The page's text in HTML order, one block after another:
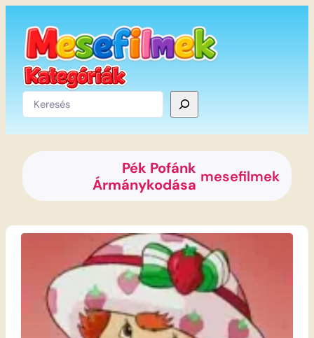
tartalomhoz
Keresés
Pék Pofánk
Ármánykodása mesefilmek